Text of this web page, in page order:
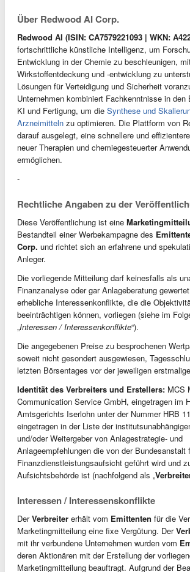
Über Redwood AI Corp.
Redwood AI (ISIN: CA7579221093 | WKN:
fortschrittliche künstliche Intelligenz, um
Entwicklung in der Chemie zu beschleunigen,
Wirkstoffentdeckung und -entwicklung zu
Lösungen für Verteidigung und Sicherheit
Unternehmen kombiniert Fachkenntnisse in den
KI und Fertigung, um die Synthese und
Arzneimitteln zu optimieren. Die Plattform von
darauf ausgelegt, eine schnellere und
neuer Therapien und chemiegesteuerter
ermöglichen.
-
Rechtliche Angaben zu der
Diese Veröffentlichung ist eine
Bestandteil einer Werbekampagne des
Corp. und richtet sich an erfahrene und
Anleger.
Die vorliegende Mitteilung darf keinesfalls als
Finanzanalyse oder gar Anlageberatung
erhebliche Interessenkonflikte, die die
beeinträchtigen können, vorliegen (siehe im
„Interessen / Interessenkonflikte“).
Die angegebenen Preise zu besprochenen
soweit nicht gesondert ausgewiesen,
letzten Börsentages vor der jeweiligen
Identität des Verbreiters und Erstellers: MCS
Communication Service GmbH, eingetragen im
Amtsgerichts Iserlohn unter der Nummer HRB
eingetragen in der Liste der
und/oder Weitergeber von Anlagestrategie- und
Anlageempfehlungen die von der Bundesanstalt
Finanzdienstleistungsaufsicht geführt wird und
Aufsichtsbehörde ist (nachfolgend als „
Interessen / Interessenskonflikte
DerVerbreiter erhält vom Emittenten für die
Marketingmitteilung eine fixe Vergütung. Der
mit ihr verbundene Unternehmen wurden vom
deren Aktionären mit der Erstellung der
Marketingmitteilung beauftragt. Aufgrund der